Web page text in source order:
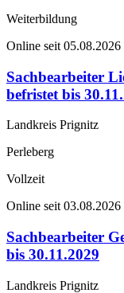
Weiterbildung
Online seit 05.08.2026
Sachbearbeiter
befristet bis
Landkreis Prignitz
Perleberg
Vollzeit
Online seit 03.08.2026
Sachbearbeiter
bis 30.11.2029
Landkreis Prignitz